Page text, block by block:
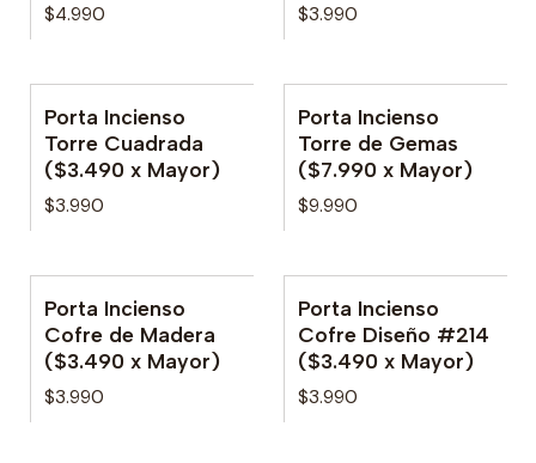
$4.990 $3.990
Porta Incienso
Torre Cuadrada
($3.490 x Mayor)
$3.990
Porta Incienso
Torre de Gemas
($7.990 x Mayor)
$9.990
Porta Incienso
Cofre de Madera
($3.490 x Mayor)
$3.990
Porta Incienso
Cofre Diseño #214
($3.490 x Mayor)
$3.990